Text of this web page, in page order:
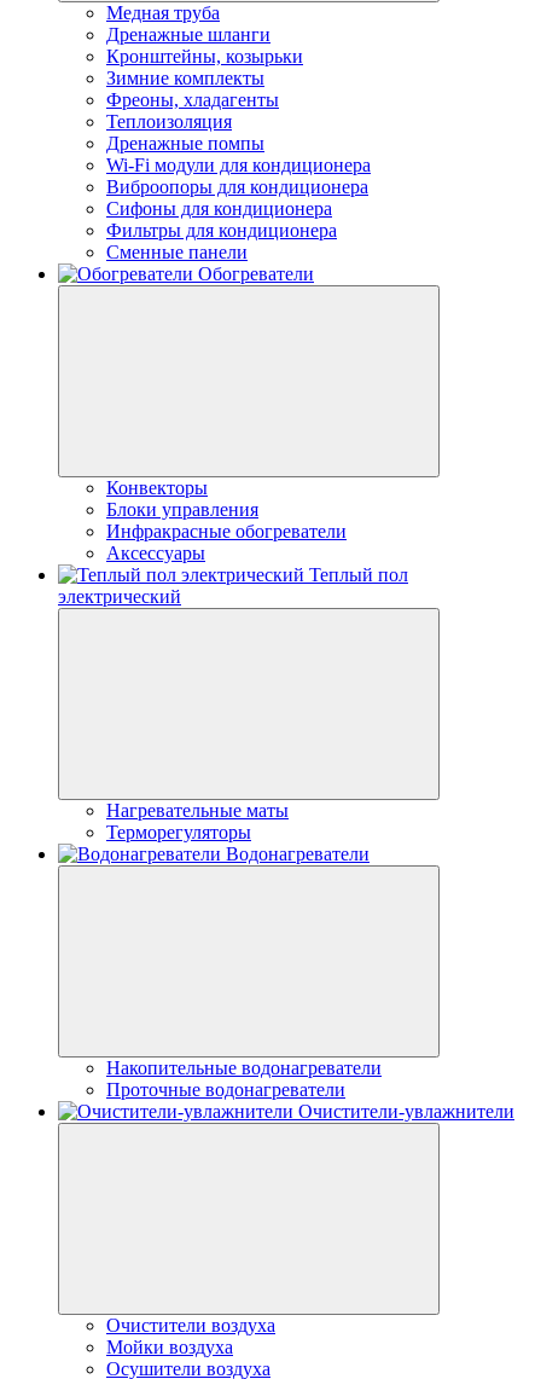
Медная труба
Дренажные шланги
Кронштейны, козырьки
Зимние комплекты
Фреоны, хладагенты
Теплоизоляция
Дренажные помпы
Wi-Fi модули для кондиционера
Виброопоры для кондиционера
Сифоны для кондиционера
Фильтры для кондиционера
Сменные панели
Обогреватели
Конвекторы
Блоки управления
Инфракрасные обогреватели
Аксессуары
Теплый пол
электрический
Нагревательные маты
Терморегуляторы
Водонагреватели
Накопительные водонагреватели
Проточные водонагреватели
Очистители-увлажнители
Очистители воздуха
Мойки воздуха
Осушители воздуха